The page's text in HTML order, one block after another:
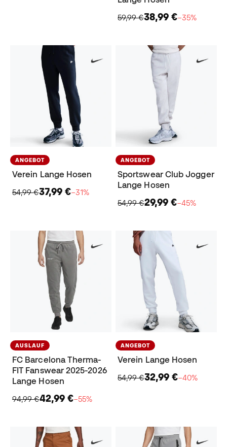
59,99 €38,99 €−35%
ANGEBOT
Verein Lange Hosen
54,99 €37,99 €−31%
ANGEBOT
Sportswear Club Jogger
Lange Hosen
54,99 €29,99 €−45%
AUSLAUF
FC Barcelona Therma-
FIT Fanswear 2025-2026
Lange Hosen
94,99 €42,99 €−55%
ANGEBOT
Verein Lange Hosen
54,99 €32,99 €−40%